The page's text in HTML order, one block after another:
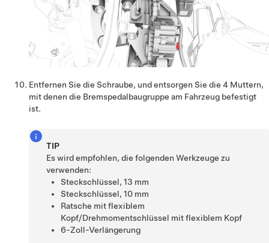
Entfernen Sie die Schraube, und entsorgen Sie die 4 Muttern,
mit denen die Bremspedalbaugruppe am Fahrzeug befestigt
ist.
TIP
Es wird empfohlen, die folgenden Werkzeuge zu
verwenden:
Steckschlüssel, 13 mm
Steckschlüssel, 10 mm
Ratsche mit flexiblem
Kopf/Drehmomentschlüssel mit flexiblem Kopf
6-Zoll-Verlängerung